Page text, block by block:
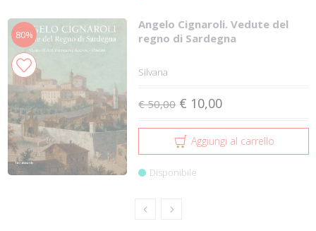
80%
Angelo Cignaroli. Vedute del
regno di Sardegna
Silvana
€ 50,00 € 10,00
Aggiungi al carrello
Disponibile